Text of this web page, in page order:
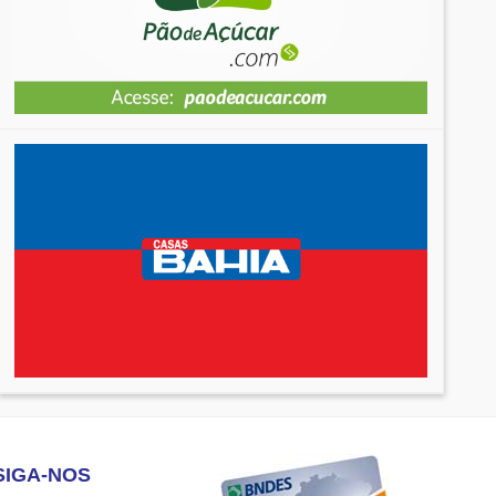
NOS